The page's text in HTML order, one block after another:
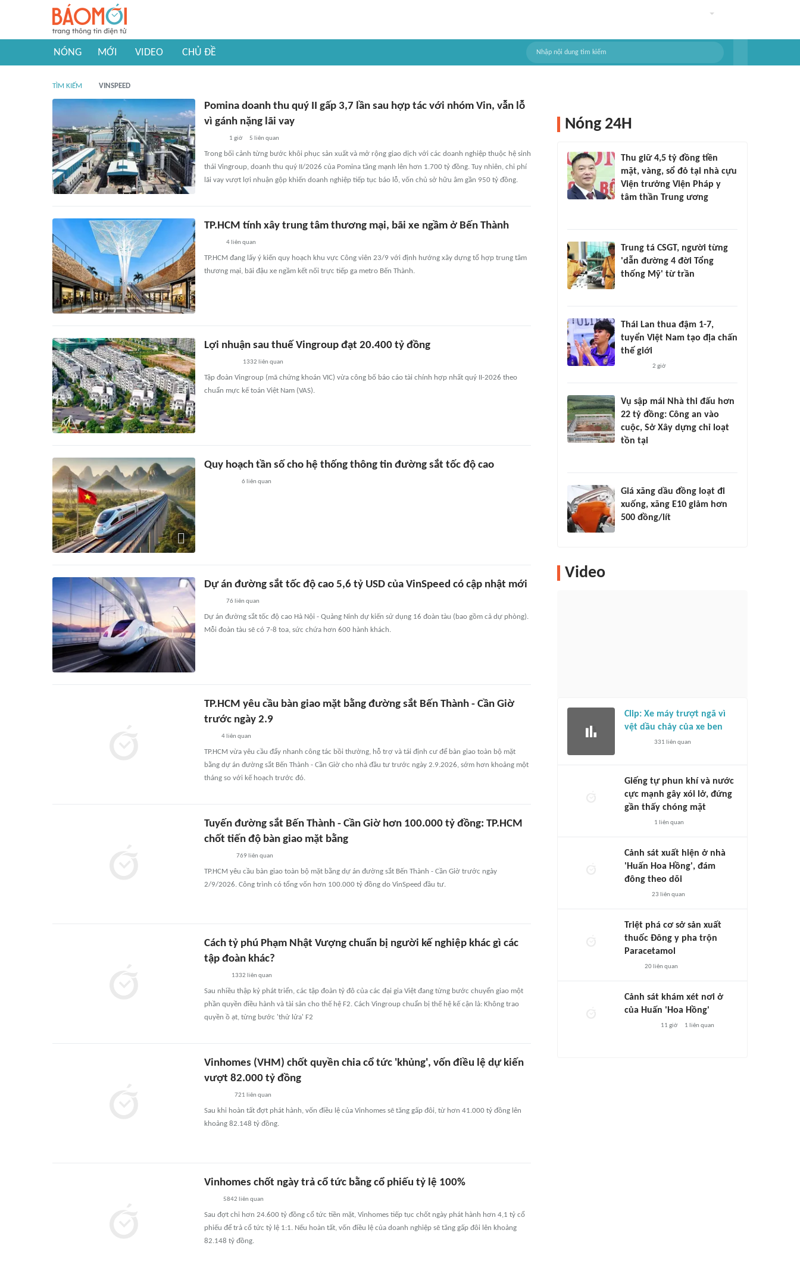
NÓNG MỚI VIDEO CHỦ ĐỀ
TÌM KIẾM VINSPEED
Pomina doanh thu quý II gấp 3,7 lần sau hợp tác với nhóm Vin, vẫn lỗ
vì gánh nặng lãi vay
1 giờ 5 liên quan
Trong bối cảnh từng bước khôi phục sản xuất và mở rộng giao dịch với các doanh nghiệp thuộc hệ sinh
thái Vingroup, doanh thu quý II/2026 của Pomina tăng mạnh lên hơn 1.700 tỷ đồng. Tuy nhiên, chi phí
lãi vay vượt lợi nhuận gộp khiến doanh nghiệp tiếp tục báo lỗ, vốn chủ sở hữu âm gần 950 tỷ đồng.
TP.HCM tính xây trung tâm thương mại, bãi xe ngầm ở Bến Thành
4liên quan
TP.HCM đang lấy ý kiến quy hoạch khu vực Công viên 23/9 với định hướng xây dựng tổ hợp trung tâm
thương mại, bãi đậu xe ngầm kết nối trực tiếp ga metro Bến Thành.
Lợi nhuận sau thuế Vingroup đạt 20.400 tỷ đồng
1332 liên quan
Tập đoàn Vingroup (mã chứng khoán VIC) vừa công bố báo cáo tài chính hợp nhất quý II-2026 theo
chuẩn mực kế toán Việt Nam (VAS).
Quy hoạch tần số cho hệ thống thông tin đường sắt tốc độ cao
6 liên quan
Dự án đường sắt tốc độ cao 5,6 tỷ USD của VinSpeed có cập nhật mới
76 liên quan
Dự án đường sắt tốc độ cao Hà Nội - Quảng Ninh dự kiến sử dụng 16 đoàn tàu (bao gồm cả dự phòng).
Mỗi đoàn tàu sẽ có 7-8 toa, sức chứa hơn 600 hành khách.
TP.HCM yêu cầu bàn giao mặt bằng đường sắt Bến Thành - Cần Giờ
trước ngày 2.9
4 liên quan
TP.HCM vừa yêu cầu đẩy nhanh công tác bồi thường, hỗ trợ và tái định cư để bàn giao toàn bộ mặt
bằng dự án đường sắt Bến Thành - Cần Giờ cho nhà đầu tư trước ngày 2.9.2026, sớm hơn khoảng một
tháng so với kế hoạch trước đó.
Tuyến đường sắt Bến Thành - Cần Giờ hơn 100.000 tỷ đồng: TP.HCM
chốt tiến độ bàn giao mặt bằng
769 liên quan
TP.HCM yêu cầu bàn giao toàn bộ mặt bằng dự án đường sắt Bến Thành - Cần Giờ trước ngày
2/9/2026. Công trình có tổng vốn hơn 100.000 tỷ đồng do VinSpeed đầu tư.
Cách tỷ phú Phạm Nhật Vượng chuẩn bị người kế nghiệp khác gì các
tập đoàn khác?
1332 liên quan
Sau nhiều thập kỷ phát triển, các tập đoàn tỷ đô của các đại gia Việt đang từng bước chuyển giao một
phần quyền điều hành và tài sản cho thế hệ F2. Cách Vingroup chuẩn bị thế hệ kế cận là: Không trao
quyền ồ ạt, từng bước 'thử lửa' F2
Vinhomes (VHM) chốt quyền chia cổ tức 'khủng', vốn điều lệ dự kiến
vượt 82.000 tỷ đồng
721 liên quan
Sau khi hoàn tất đợt phát hành, vốn điều lệ của Vinhomes sẽ tăng gấp đôi, từ hơn 41.000 tỷ đồng lên
khoảng 82.148 tỷ đồng.
Vinhomes chốt ngày trả cổ tức bằng cổ phiếu tỷ lệ 100%
5842 liên quan
Sau đợt chi hơn 24.600 tỷ đồng cổ tức tiền mặt, Vinhomes tiếp tục chốt ngày phát hành hơn 4,1 tỷ cổ
phiếu để trả cổ tức tỷ lệ 1:1. Nếu hoàn tất, vốn điều lệ của doanh nghiệp sẽ tăng gấp đôi lên khoảng
82.148 tỷ đồng.
Nóng 24H
Thu giữ 4,5 tỷ đồng tiền
mặt, vàng, sổ đỏ tại nhà cựu
Viện trưởng Viện Pháp y
tâm thần Trung ương
Trung tá CSGT, người từng
'dẫn đường 4 đời Tổng
thống Mỹ' từ trần
Thái Lan thua đậm 1-7,
tuyển Việt Nam tạo địa chấn
thế giới
2 giờ
Vụ sập mái Nhà thi đấu hơn
22 tỷ đồng: Công an vào
cuộc, Sở Xây dựng chỉ loạt
tồn tại
Giá xăng dầu đồng loạt đi
xuống, xăng E10 giảm hơn
500 đồng/lít
Video
Clip: Xe máy trượt ngã vì
vệt dầu chảy của xe ben
331 liên quan
Giếng tự phun khí và nước
cực mạnh gây xói lở, đứng
gần thấy chóng mặt
1 liên quan
Cảnh sát xuất hiện ở nhà
'Huấn Hoa Hồng', đám
đông theo dõi
23 liên quan
Triệt phá cơ sở sản xuất
thuốc Đông y pha trộn
Paracetamol
20liên quan
Cảnh sát khám xét nơi ở
của Huấn 'Hoa Hồng'
11 giờ 1 liên quan